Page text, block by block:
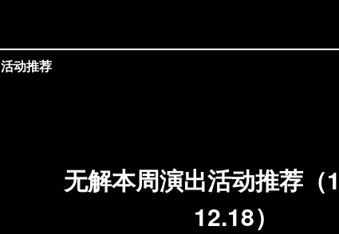
无解本周演出活动推荐（
12.18）
活动推荐